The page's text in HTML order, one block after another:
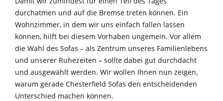
durchatmen und auf die Bremse treten können. Ein
Wohnzimmer, in dem wir uns einfach fallen lassen
können, hilft bei diesem Vorhaben ungemein. Vor allem
die Wahl des Sofas – als Zentrum unseres Familienlebens
und unserer Ruhezeiten – sollte dabei gut durchdacht
und ausgewählt werden. Wir wollen Ihnen nun zeigen,
warum gerade Chesterfield Sofas den entscheidenden
Unterschied machen können.